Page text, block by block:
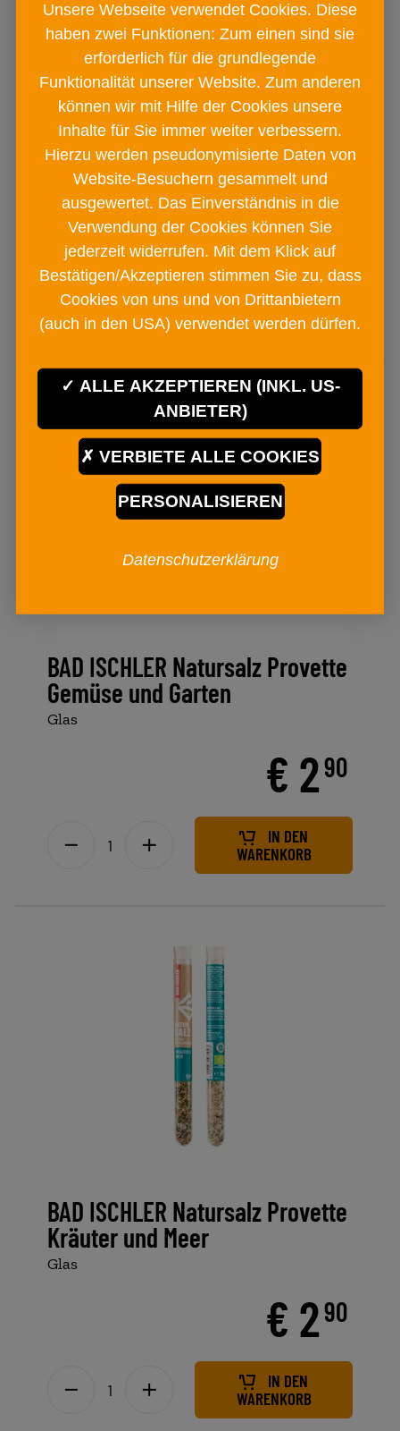
BAD ISCHLER Natursalz Provette
Blumen und Beete
Glas
€ 290
IN DEN
WARENKORB
BAD ISCHLER Natursalz Provette
Gemüse und Garten
Glas
€ 290
WARENKORB
BAD ISCHLER Natursalz Provette
Kräuter und Meer
Glas
€ 290
WARENKORB
Unsere Webseite verwendet Cookies. Diese
haben zwei Funktionen: Zum einen sind sie
erforderlich für die grundlegende
Funktionalität unserer Website. Zum anderen
können wir mit Hilfe der Cookies unsere
Inhalte für Sie immer weiter verbessern.
Hierzu werden pseudonymisierte Daten von
Website-Besuchern gesammelt und
ausgewertet. Das Einverständnis in die
Verwendung der Cookies können Sie
jederzeit widerrufen. Mit dem Klick auf
Bestätigen/Akzeptieren stimmen Sie zu, dass
Cookies von uns und von Drittanbietern
(auch in den USA) verwendet werden dürfen.
ALLE AKZEPTIEREN (INKL. US-
ANBIETER)
VERBIETE ALLE COOKIES
PERSONALISIEREN
Datenschutzerklärung